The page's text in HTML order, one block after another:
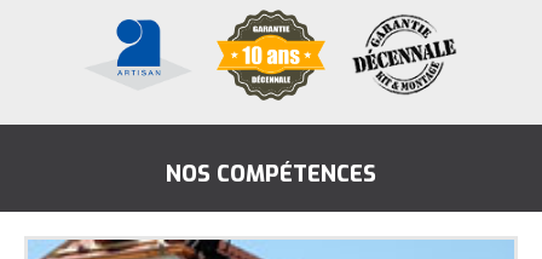
NOS COMPÉTENCES